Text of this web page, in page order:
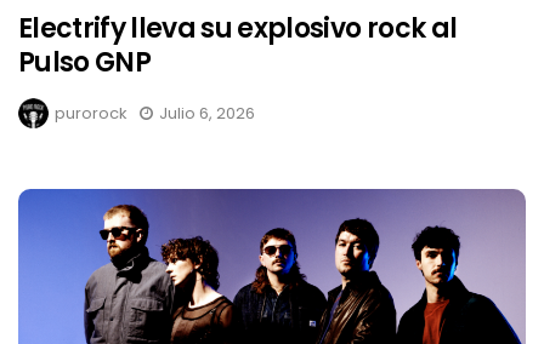
Electrify lleva su explosivo rock al
Pulso GNP
purorock Julio 6, 2026